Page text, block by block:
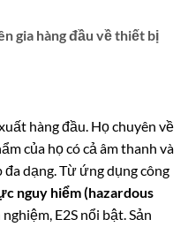
gia hàng đầu về thiết bị
hàng đầu. Họ chuyên về
của họ có cả âm thanh và
đa dạng. Từ ứng dụng công
nguy hiểm (hazardous
E2S nổi bật. Sản